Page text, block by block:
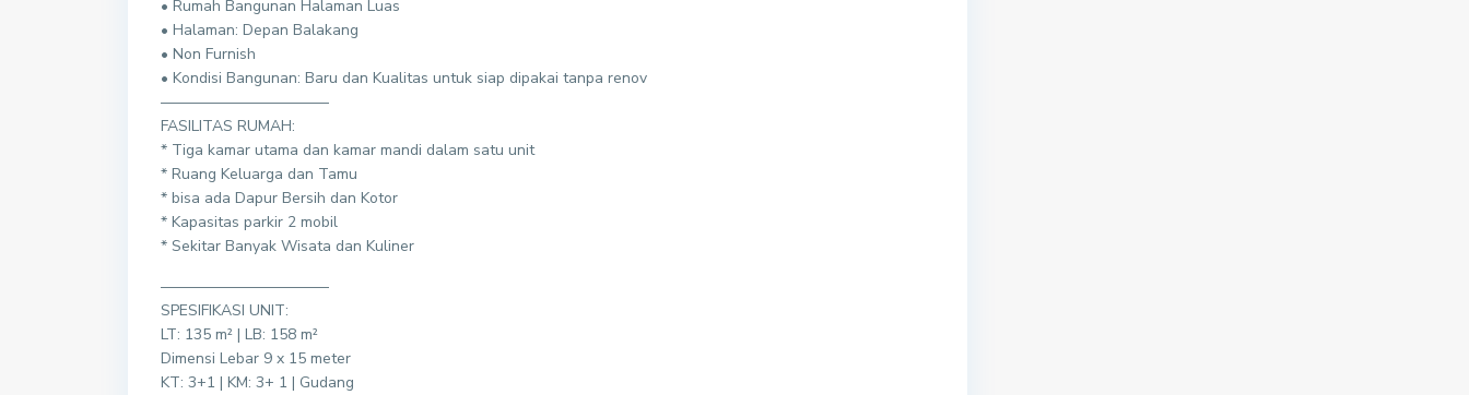
• Rumah Bangunan Halaman Luas
• Halaman: Depan Balakang
• Non Furnish
• Kondisi Bangunan: Baru dan Kualitas untuk siap dipakai tanpa renov
———————————
FASILITAS RUMAH:
* Tiga kamar utama dan kamar mandi dalam satu unit
* Ruang Keluarga dan Tamu
* bisa ada Dapur Bersih dan Kotor
* Kapasitas parkir 2 mobil
* Sekitar Banyak Wisata dan Kuliner
———————————
SPESIFIKASI UNIT:
LT: 135 m² | LB: 158 m²
Dimensi Lebar 9 x 15 meter
KT: 3+1 | KM: 3+ 1 | Gudang